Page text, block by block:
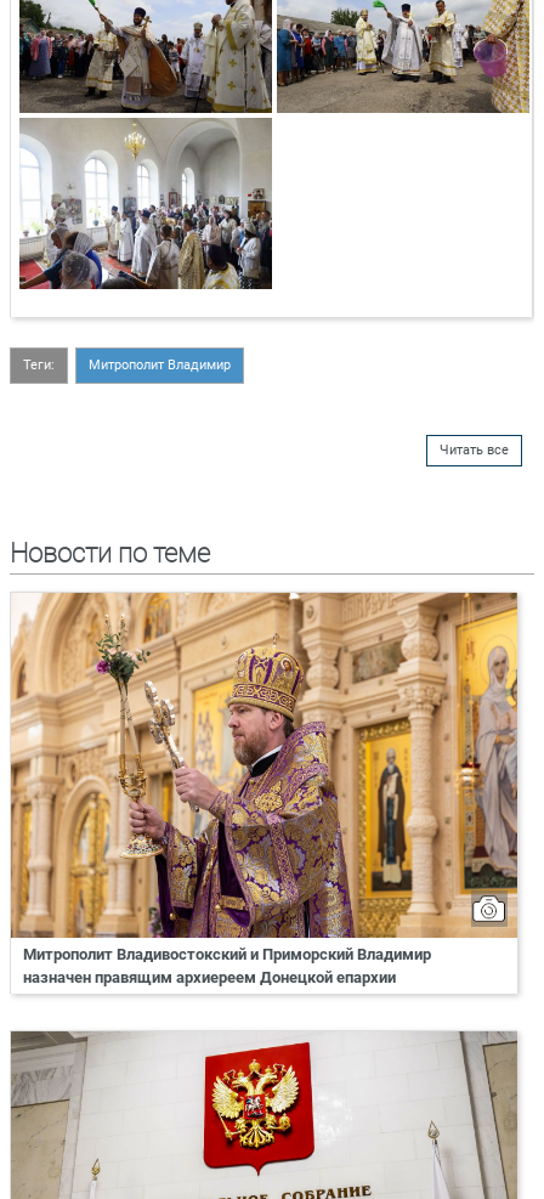
Теги: Митрополит Владимир
Читать все
Новости по теме
Митрополит Владивостокский и Приморский Владимир
назначен правящим архиереем Донецкой епархии